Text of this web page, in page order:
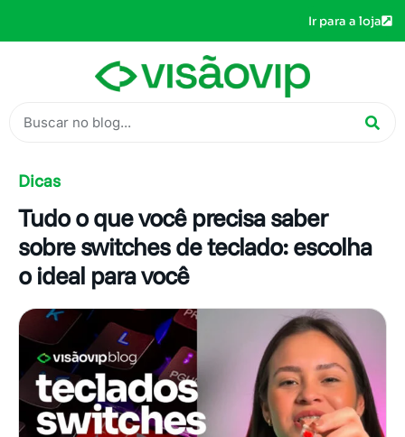
Ir para a loja
Dicas
Tudo o que você precisa saber
sobre switches de teclado: escolha
o ideal para você